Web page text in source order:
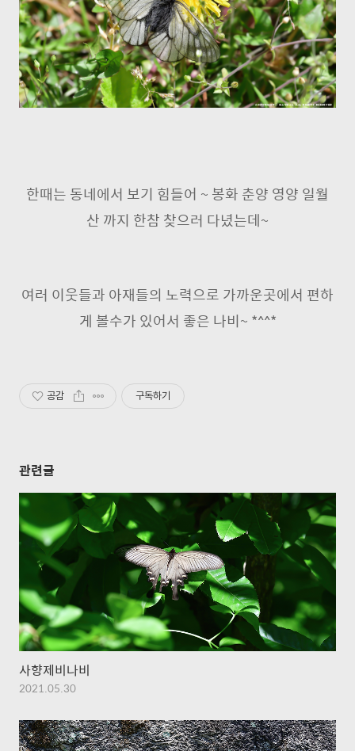
한때는 동네에서 보기 힘들어 ~ 봉화 춘양 영양 일월
산 까지 한참 찾으러 다녔는데~
여러 이웃들과 아재들의 노력으로 가까운곳에서 편하
게 볼수가 있어서 좋은 나비~ *^^*
공감 구독하기
관련글
사향제비나비
2021.05.30